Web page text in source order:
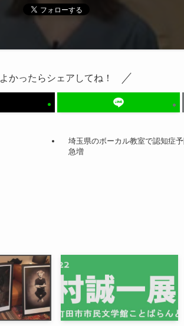
よかったらシェアしてね！
埼玉県のボーカル教室で認知症
急増